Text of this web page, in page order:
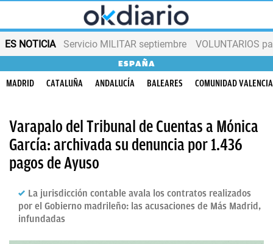
ES NOTICIA Servicio MILITAR septiembre VOLUNTARIOS
ESPAÑA
MADRID CATALUÑA ANDALUCÍA BALEARES COMUNIDAD
Varapalo del Tribunal de Cuentas a Mónica
García: archivada su denuncia por 1.436
pagos de Ayuso
La jurisdicción contable avala los contratos realizados
por el Gobierno madrileño: las acusaciones de Más Madrid,
infundadas